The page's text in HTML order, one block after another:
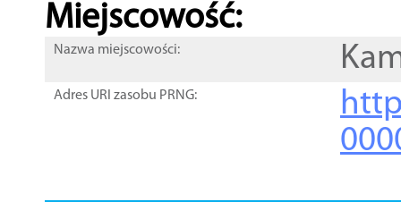
Miejscowość:
Nazwa miejscowości:
Adres URI zasobu PRNG: